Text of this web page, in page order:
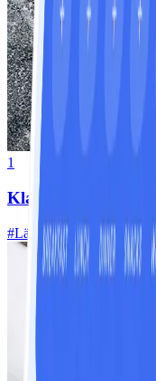
1
Klassisk vitkålssallad
#Lätt 20 MIN